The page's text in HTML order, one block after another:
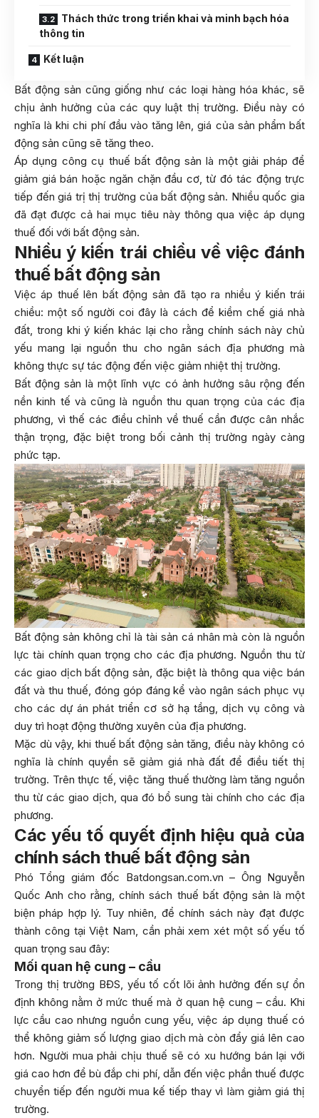
Thách thức trong triển khai và minh bạch hóa
thông tin
Kết luận
Bất động sản cũng giống như các loại hàng hóa khác, sẽ
chịu ảnh hưởng của các quy luật thị trường. Điều này có
nghĩa là khi chi phí đầu vào tăng lên, giá của sản phẩm bất
động sản cũng sẽ tăng theo.
Áp dụng công cụ thuế bất động sản là một giải pháp để
giảm giá bán hoặc ngăn chặn đầu cơ, từ đó tác động trực
tiếp đến giá trị thị trường của bất động sản. Nhiều quốc gia
đã đạt được cả hai mục tiêu này thông qua việc áp dụng
thuế đối với bất động sản.
Nhiều ý kiến trái chiều về việc đánh
thuế bất động sản
Việc áp thuế lên bất động sản đã tạo ra nhiều ý kiến trái
chiều: một số người coi đây là cách để kiềm chế giá nhà
đất, trong khi ý kiến khác lại cho rằng chính sách này chủ
yếu mang lại nguồn thu cho ngân sách địa phương mà
không thực sự tác động đến việc giảm nhiệt thị trường.
Bất động sản là một lĩnh vực có ảnh hưởng sâu rộng đến
nền kinh tế và cũng là nguồn thu quan trọng của các địa
phương, vì thế các điều chỉnh về thuế cần được cân nhắc
thận trọng, đặc biệt trong bối cảnh thị trường ngày càng
phức tạp.
Bất động sản không chỉ là tài sản cá nhân mà còn là nguồn
lực tài chính quan trọng cho các địa phương. Nguồn thu từ
các giao dịch bất động sản, đặc biệt là thông qua việc bán
đất và thu thuế, đóng góp đáng kể vào ngân sách phục vụ
cho các dự án phát triển cơ sở hạ tầng, dịch vụ công và
duy trì hoạt động thường xuyên của địa phương.
Mặc dù vậy, khi thuế bất động sản tăng, điều này không có
nghĩa là chính quyền sẽ giảm giá nhà đất để điều tiết thị
trường. Trên thực tế, việc tăng thuế thường làm tăng nguồn
thu từ các giao dịch, qua đó bổ sung tài chính cho các địa
phương.
Các yếu tố quyết định hiệu quả của
chính sách thuế bất động sản
Phó Tổng giám đốc Batdongsan.com.vn – Ông Nguyễn
Quốc Anh cho rằng, chính sách thuế bất động sản là một
biện pháp hợp lý. Tuy nhiên, để chính sách này đạt được
thành công tại Việt Nam, cần phải xem xét một số yếu tố
quan trọng sau đây:
Mối quan hệ cung – cầu
Trong thị trường BĐS, yếu tố cốt lõi ảnh hưởng đến sự ổn
định không nằm ở mức thuế mà ở quan hệ cung – cầu. Khi
lực cầu cao nhưng nguồn cung yếu, việc áp dụng thuế có
thể không giảm số lượng giao dịch mà còn đẩy giá lên cao
hơn. Người mua phải chịu thuế sẽ có xu hướng bán lại với
giá cao hơn để bù đắp chi phí, dẫn đến việc phần thuế được
chuyển tiếp đến người mua kế tiếp thay vì làm giảm giá thị
trường.